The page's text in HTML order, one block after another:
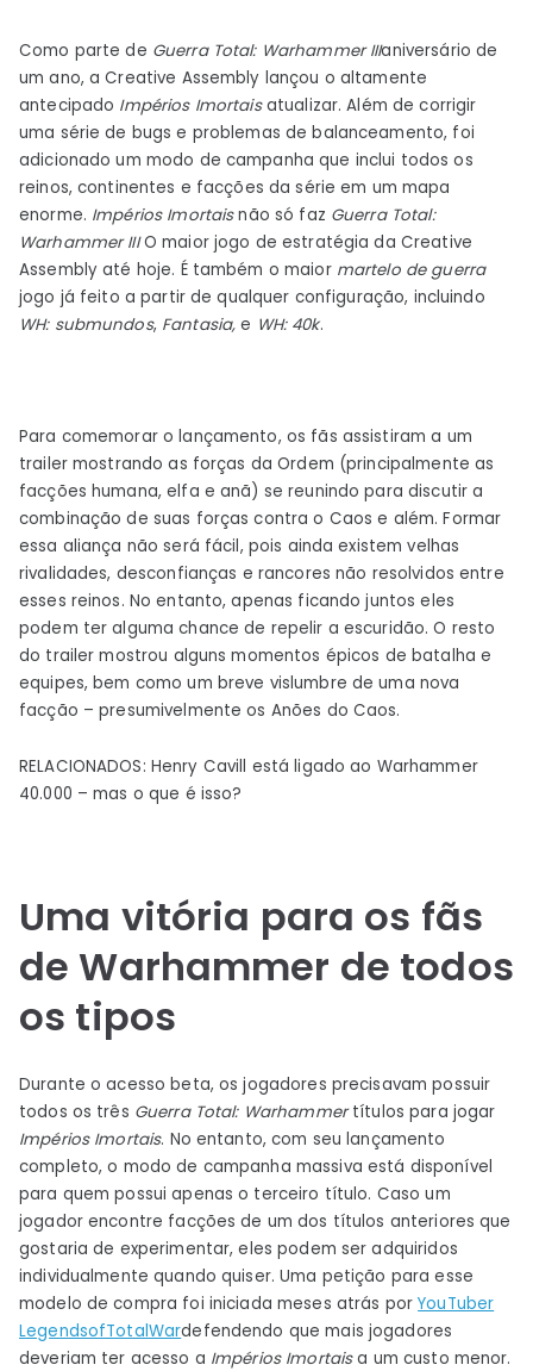
Immortal
Empires
é
a
série
no
seu
melhor
Como parte de Guerra Total: Warhammer IIIaniversário de
um ano, a Creative Assembly lançou o altamente
antecipado Impérios Imortaisatualizar. Além de corrigir
uma série de bugs e problemas de balanceamento, foi
adicionado um modo de campanha que inclui todos os
reinos, continentes e facções da série em um mapa
enorme. Impérios Imortaisnão só faz Guerra Total:
Warhammer IIIO maior jogo de estratégia da Creative
Assembly até hoje. É também o maior martelo de guerra
jogo já feito a partir de qualquer configuração, incluindo
WH: submundos, Fantasia, e WH: 40k.
Para comemorar o lançamento, os fãs assistiram a um
trailer mostrando as forças da Ordem (principalmente as
facções humana, elfa e anã) se reunindo para discutir a
combinação de suas forças contra o Caos e além. Formar
essa aliança não será fácil, pois ainda existem velhas
rivalidades, desconfianças e rancores não resolvidos entre
esses reinos. No entanto, apenas ficando juntos eles
podem ter alguma chance de repelir a escuridão. O resto
do trailer mostrou alguns momentos épicos de batalha e
equipes, bem como um breve vislumbre de uma nova
facção – presumivelmente os Anões do Caos.
RELACIONADOS: Henry Cavill está ligado ao Warhammer
40.000 – mas o que é isso?
Uma vitória para os fãs
de Warhammer de todos
os tipos
Durante o acesso beta, os jogadores precisavam possuir
todos os três Guerra Total: Warhammertítulos para jogar
Impérios Imortais. No entanto, com seu lançamento
completo, o modo de campanha massiva está disponível
para quem possui apenas o terceiro título. Caso um
jogador encontre facções de um dos títulos anteriores que
gostaria de experimentar, eles podem ser adquiridos
individualmente quando quiser. Uma petição para esse
modelo de compra foi iniciada meses atrás porYouTuber
LegendsofTotalWardefendendo que mais jogadores
deveriam ter acesso a Impérios Imortaisa um custo menor.